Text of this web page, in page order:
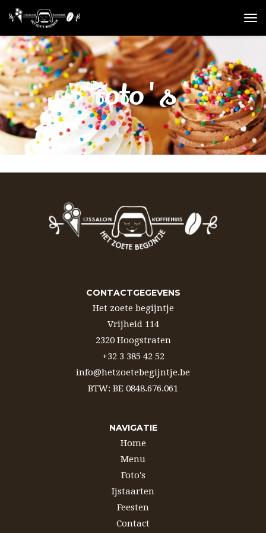
Foto's
CONTACTGEGEVENS
Het zoete begijntje
Vrijheid 114
2320 Hoogstraten
+32 3 385 42 52
info@hetzoetebegijntje.be
BTW: BE 0848.676.061
NAVIGATIE
Home
Menu
Foto's
Ijstaarten
Feesten
Contact